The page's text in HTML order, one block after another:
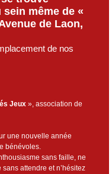
même de «
de Laon,
de nos
Jeux », association de
une nouvelle année
bénévoles.
sans faille, ne
attendre et n’hésitez